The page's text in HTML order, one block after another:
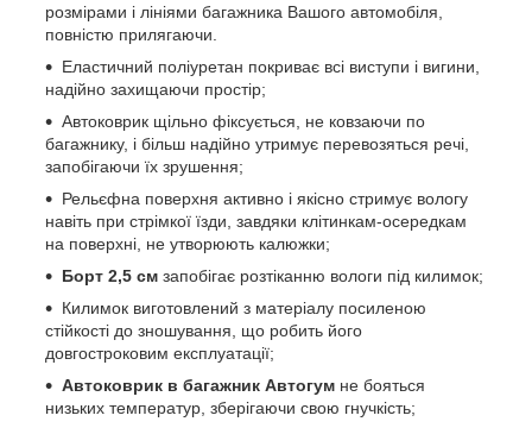
розмірами і лініями багажника Вашого автомобіля,
повністю прилягаючи.
Еластичний поліуретан покриває всі виступи і вигини,
надійно захищаючи простір;
Автоковрик щільно фіксується, не ковзаючи по
багажнику, і більш надійно утримує перевозяться речі,
запобігаючи їх зрушення;
Рельєфна поверхня активно і якісно стримує вологу
навіть при стрімкої їзди, завдяки клітинкам-осередкам
на поверхні, не утворюють калюжки;
Борт 2,5 см запобігає розтіканню вологи під килимок;
Килимок виготовлений з матеріалу посиленою
стійкості до зношування, що робить його
довгостроковим експлуатації;
Автоковрик в багажник Автогум не бояться
низьких температур, зберігаючи свою гнучкість;